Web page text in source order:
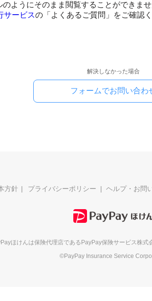
ようにそのまま閲覧することができませ
サービスの「よくあるご質問」をご確認く
解決しなかった場合
フォームでお問い合わ
方針 プライバシーポリシー ヘルプ・お問
ほけんは保険代理店である PayPay保険サービス株式
©PayPay Insurance Service